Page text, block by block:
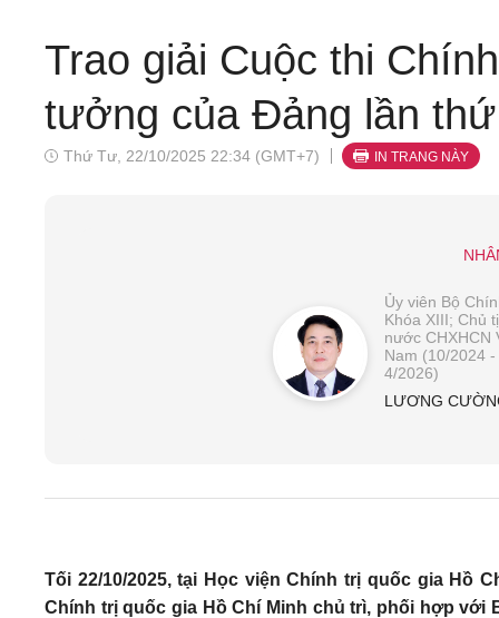
Trao giải Cuộc thi
tưởng của Đảng lần
Thứ Tư, 22/10/2025 22:34 (GMT+7) IN TRANG NÀY
Ủy viên Bộ
Khóa XIII; Chủ
nước CHXHCN
Nam (10/2024 -
4/2026)
LƯƠNG
Tối 22/10/2025, tại Học viện Chính trị quốc gia Hồ
Chính trị quốc gia Hồ Chí Minh chủ trì, phối hợp với